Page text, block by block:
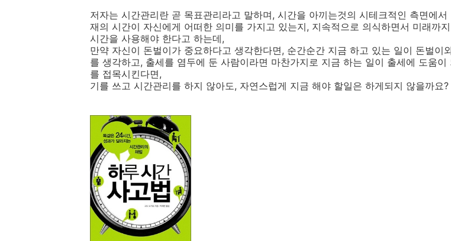
저자는 시간관리란 곧 목표관리라고 말하며, 시간을 아끼는것의 시테크적인 측면에서
재의 시간이 자신에게 어떠한 의미를 가지고 있는지, 지속적으로 의식하면서 미래까
시간을 사용해야 한다고 하는데,
만약 자신이 돈벌이가 중요하다고 생각한다면, 순간순간 지금 하고 있는 일이 돈벌이
를 생각하고, 출세를 염두에 둔 사람이라면 마찬가지로 지금 하는 일이 출세에 도움이
를 접목시킨다면,
기를 쓰고 시간관리를 하지 않아도, 자연스럽게 지금 해야 할일은 하게되지 않을까요?